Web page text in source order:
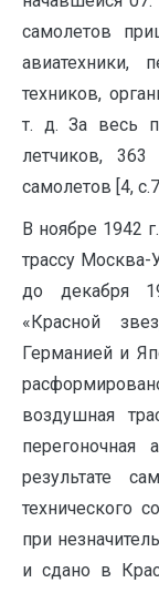
самолетов
авиатехники,
техников,
т. д. За весь
летчиков,
самолетов [4,
В ноябре 1942
трассу Москва-
до декабря
«Красной
Германией и
воздушная
результате
технического
при
и сдано в